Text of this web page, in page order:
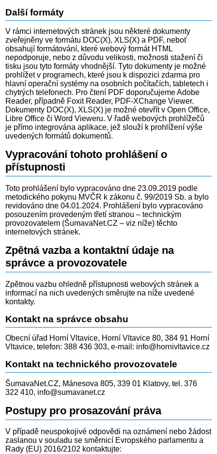
Další formáty
V rámci internetových stránek jsou některé dokumenty
zveřejněny ve formátu DOC(X), XLS(X) a PDF, neboť
obsahují formátování, které webový formát HTML
nepodporuje, nebo z důvodu velikosti, možnosti stažení či
tisku jsou tyto formáty vhodnější. Tyto dokumenty je možné
prohlížet v programech, které jsou k dispozici zdarma pro
hlavní operační systémy na osobních počítačích, tabletech i
chytrých telefonech. Pro čtení PDF doporučujeme Adobe
Reader, případně Foxit Reader, PDF-XChange Viewer.
Dokumenty DOC(X), XLS(X) je možné otevřít v Open Office,
Libre Office či Word Vieweru. V řadě webových prohlížečů
je přímo integrována aplikace, jež slouží k prohlížení výše
uvedených formátů dokumentů.
Vypracování tohoto prohlášení o
přístupnosti
Toto prohlášení bylo vypracováno dne 23.09.2019 podle
metodického pokynu MVČR k zákonu č. 99/2019 Sb. a bylo
revidováno dne 04.01.2024. Prohlášení bylo vypracováno
posouzením provedeným třetí stranou – technickým
provozovatelem (ŠumavaNet.CZ – viz níže) těchto
internetových stránek.
Zpětná vazba a kontaktní údaje na
správce a provozovatele
Zpětnou vazbu ohledně přístupnosti webových stránek a
informací na nich uvedených směrujte na níže uvedené
kontakty.
Kontakt na správce obsahu
Obecní úřad Horní Vltavice, Horní Vltavice 80, 384 91 Horní
Vltavice, telefon: 388 436 303, e-mail: info@hornivltavice.cz
Kontakt na technického provozovatele
ŠumavaNet.CZ, Mánesova 805, 339 01 Klatovy, tel. 376
322 410, info@sumavanet.cz
Postupy pro prosazování práva
V případě neuspokojivé odpovědi na oznámení nebo žádost
zaslanou v souladu se směrnicí Evropského parlamentu a
Rady (EU) 2016/2102 kontaktujte: